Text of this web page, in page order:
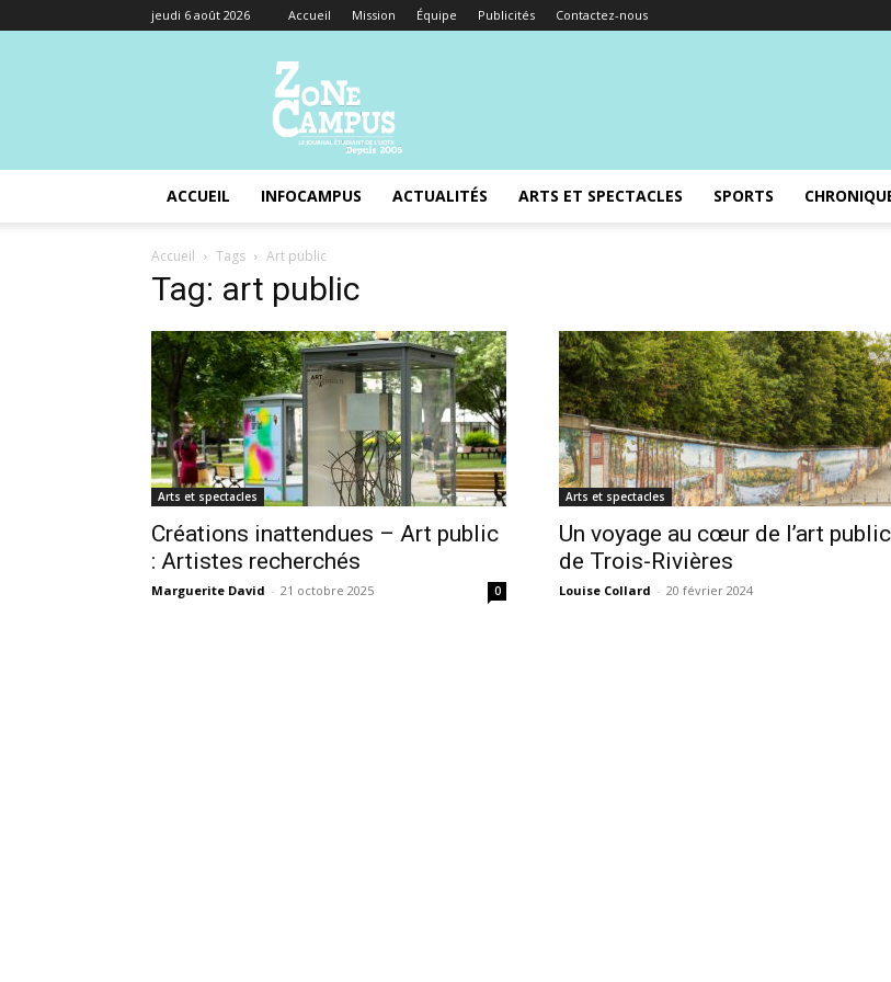
jeudi 6 août 2026 Accueil Mission Équipe Publicités Contactez-nous
Campus
ACCUEIL INFOCAMPUS ACTUALITÉS ARTS ET SPECTACLES SPORTS
Accueil Tags Art public
Tag: art public
Arts et spectacles
Créations inattendues – Art public
: Artistes recherchés
Marguerite David - 21 octobre 2025 0
Arts et spectacles
Un voyage au cœur de l’art public
de Trois-Rivières
Louise Collard - 20 février 2024